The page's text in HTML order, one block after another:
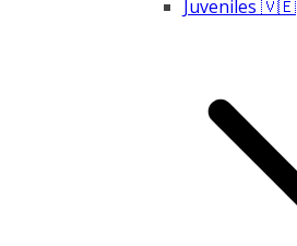
Juveniles 🇻🇪